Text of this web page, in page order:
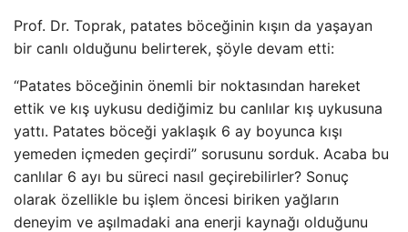
Prof. Dr. Toprak, patates böceğinin kışın da yaşayan
bir canlı olduğunu belirterek, şöyle devam etti:
“Patates böceğinin önemli bir noktasından hareket
ettik ve kış uykusu dediğimiz bu canlılar kış uykusuna
yattı. Patates böceği yaklaşık 6 ay boyunca kışı
yemeden içmeden geçirdi” sorusunu sorduk. Acaba bu
canlılar 6 ayı bu süreci nasıl geçirebilirler? Sonuç
olarak özellikle bu işlem öncesi biriken yağların
deneyim ve aşılmadaki ana enerji kaynağı olduğunu